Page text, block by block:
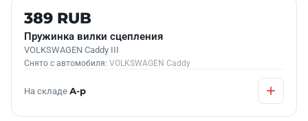
Б/У В НАЛИЧИИ
389 RUB
Пружинка вилки сцепления
VOLKSWAGEN Caddy III
Снято с автомобиля: VOLKSWAGEN Caddy
На складе А-р